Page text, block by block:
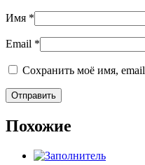
Имя *
Email *
Сохранить моё имя,
Похожие